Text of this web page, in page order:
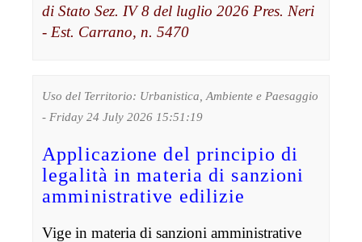
di Stato Sez. IV 8 del luglio 2026 Pres. Neri
- Est. Carrano, n. 5470
Uso del Territorio: Urbanistica, Ambiente e Paesaggio
- Friday 24 July 2026 15:51:19
Applicazione del principio di
legalità in materia di sanzioni
amministrative edilizie
Vige in materia di sanzioni amministrative